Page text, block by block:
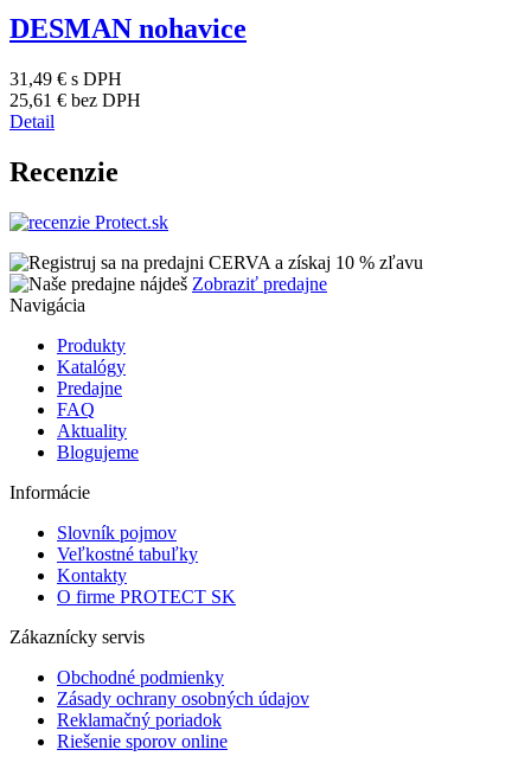
DESMAN nohavice
31,49 € s DPH
25,61 € bez DPH
Detail
Recenzie
Zobraziť predajne
Navigácia
Produkty
Katalógy
Predajne
FAQ
Aktuality
Blogujeme
Informácie
Slovník pojmov
Veľkostné tabuľky
Kontakty
O firme PROTECT SK
Zákaznícky servis
Obchodné podmienky
Zásady ochrany osobných údajov
Reklamačný poriadok
Riešenie sporov online